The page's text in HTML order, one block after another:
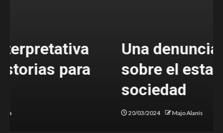
Una denuncia valiente
sobre el estado de nuestra